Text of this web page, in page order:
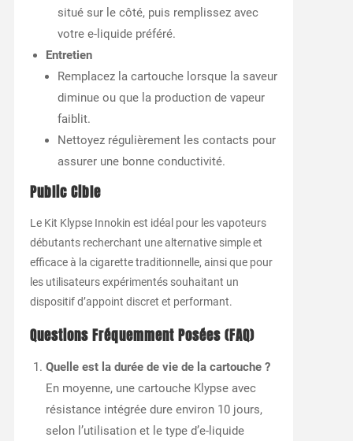
situé sur le côté, puis remplissez avec
votre e-liquide préféré.
Entretien
Remplacez la cartouche lorsque la saveur
diminue ou que la production de vapeur
faiblit.
Nettoyez régulièrement les contacts pour
assurer une bonne conductivité.
Public Cible
Le Kit Klypse Innokin est idéal pour les vapoteurs
débutants recherchant une alternative simple et
efficace à la cigarette traditionnelle, ainsi que pour
les utilisateurs expérimentés souhaitant un
dispositif d’appoint discret et performant.
Questions Fréquemment Posées (FAQ)
Quelle est la durée de vie de la cartouche ?
En moyenne, une cartouche Klypse avec
résistance intégrée dure environ 10 jours,
selon l’utilisation et le type d’e-liquide